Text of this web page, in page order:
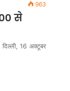
963
से
16 अक्टूबर